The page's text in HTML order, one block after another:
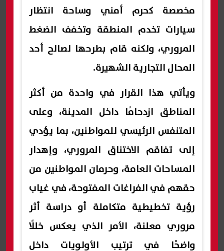
مخصصة كحرم أمني وساحة انتظار
سيارات تخدم المنطقة وتخفف الضغط
المروري، ولكنه قام بطرحها لصالح أحد
المحال التجارية الشهيرة.
ويأتي هذا القرار في واحدة من أكثر
المناطق ازدحامًا داخل المدينة، وعلى
المتنفس الرئيسي للمواطنين، بما يؤدي
إلى تفاقم الاختناق المروري، وإهدار
المساحات العامة، وحرمان المواطنين من
حقهم في الفراغات المفتوحة، في غياب
رؤية تخطيطية متكاملة أو دراسة أثر
مروري معلنة، الأمر الذي يعكس خللًا
واضحًا في ترتيب الأولويات داخل